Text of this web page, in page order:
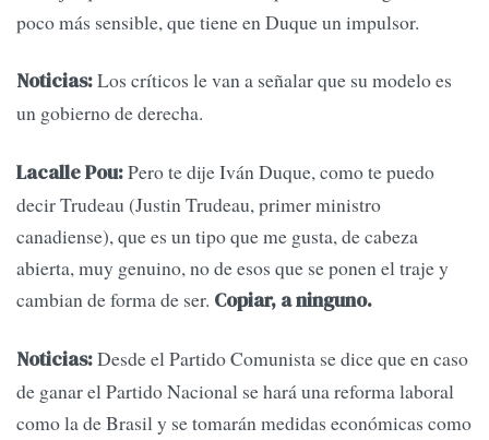
poco más sensible, que tiene en Duque un impulsor.
Noticias:Los críticos le van a señalar que su modelo es
un gobierno de derecha.
Lacalle Pou:Pero te dije Iván Duque, como te puedo
decir Trudeau (Justin Trudeau, primer ministro
canadiense), que es un tipo que me gusta, de cabeza
abierta, muy genuino, no de esos que se ponen el traje y
cambian de forma de ser. Copiar, a ninguno.
Noticias:Desde el Partido Comunista se dice que en caso
de ganar el Partido Nacional se hará una reforma laboral
como la de Brasil y se tomarán medidas económicas como